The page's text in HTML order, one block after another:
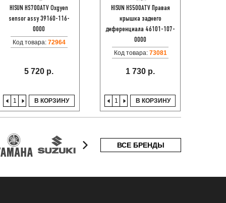
HISUN HS700ATV Oxgyen
sensor assy 39160-116-
0000
Код товара: 72964
5 720 р.
В КОРЗИНУ
HISUN HS500ATV Правая
крышка заднего
диференциала 46101-107-
0000
Код товара: 73081
1 730 р.
В КОРЗИНУ
ВСЕ БРЕНДЫ